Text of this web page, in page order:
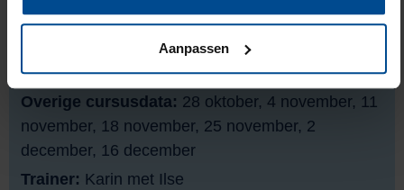
Aanpassen
Start:woensdag 21 oktober om 13.30 uur - 16.00
Locatie:Spoorlaan 82c in Oisterwijk (Pleinzaal)
Overige cursusdata: 28 oktober, 4 november, 11
november, 18 november, 25 november, 2
december, 16 december
Trainer: Karin met Ilse